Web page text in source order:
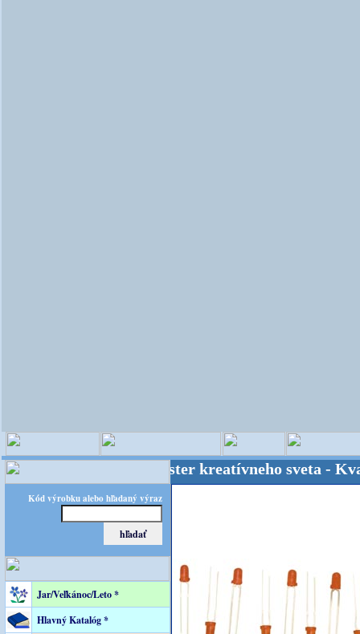
Kód výrobku alebo hľadaný výraz
Jar/Veľkánoc/Leto *
Hlavný Katalóg *
OPITEC - majster kreatívneho sveta - Kvalita